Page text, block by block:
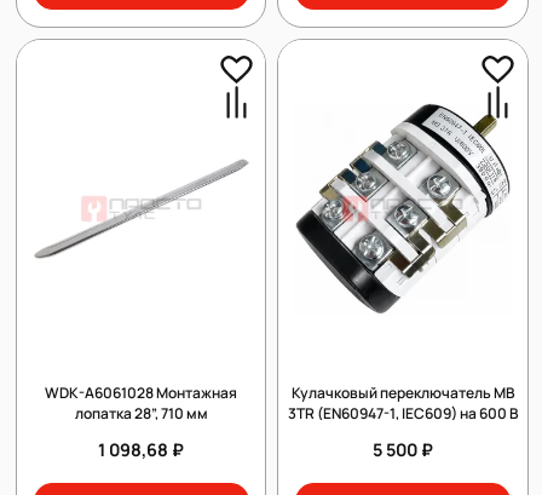
WDK-A6061028 Монтажная
лопатка 28”, 710 мм
1 098,68 ₽
Кулачковый переключатель MB
3TR (EN60947-1, IEC609) на 600 В
5 500 ₽